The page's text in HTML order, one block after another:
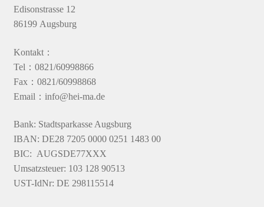
Edisonstrasse 12
86199 Augsburg
Kontakt：
Tel：0821/60998866
Fax：0821/60998868
Email：info@hei-ma.de
Bank: Stadtsparkasse Augsburg
IBAN: DE28 7205 0000 0251 1483 00
BIC: AUGSDE77XXX
Umsatzsteuer: 103 128 90513
UST-IdNr: DE 298115514